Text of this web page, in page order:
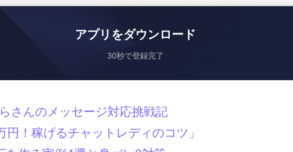
アプリをダウンロード
30秒で登録完了
さんのメッセージ対応挑戦記
！稼げるチャットレディのコツ」